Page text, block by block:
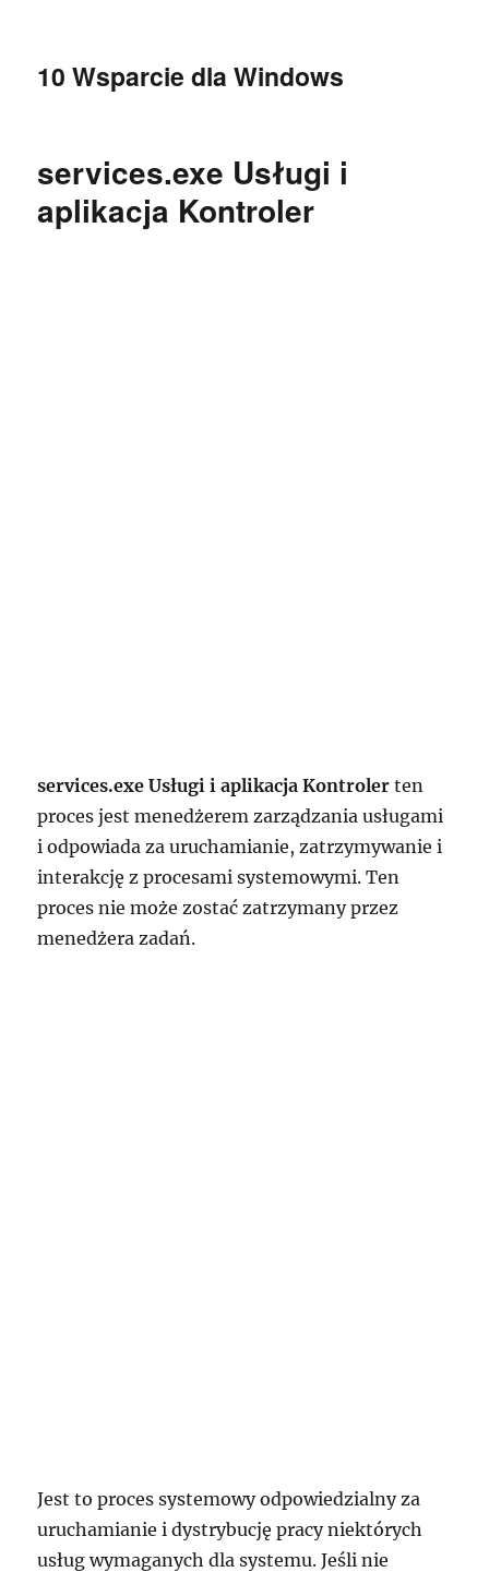
10 Wsparcie dla Windows
services.exe Usługi i
aplikacja Kontroler
services.exe Usługi i aplikacja Kontrolerten
proces jest menedżerem zarządzania usługami
i odpowiada za uruchamianie, zatrzymywanie i
interakcję z procesami systemowymi. Ten
proces nie może zostać zatrzymany przez
menedżera zadań.
Jest to proces systemowy odpowiedzialny za
uruchamianie i dystrybucję pracy niektórych
usług wymaganych dla systemu. Jeśli nie